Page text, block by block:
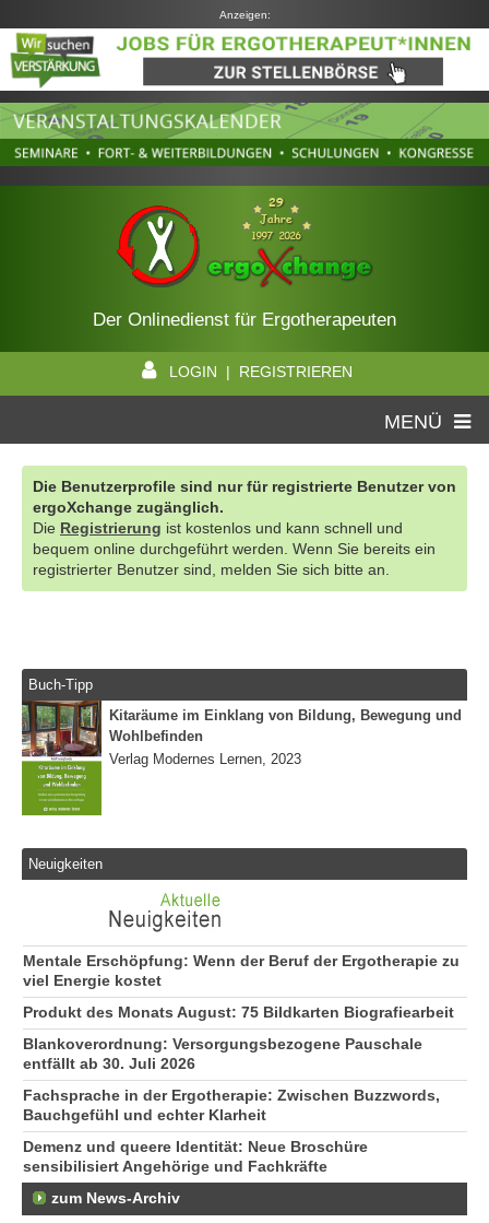
Anzeigen:
Der Onlinedienst für Ergotherapeuten
LOGIN | REGISTRIEREN
MENÜ
Die Benutzerprofile sind nur für registrierte Benutzer von
ergoXchange zugänglich.
Die Registrierung ist kostenlos und kann schnell und
bequem online durchgeführt werden. Wenn Sie bereits ein
registrierter Benutzer sind, melden Sie sich bitte an.
Buch-Tipp
Kitaräume im Einklang von Bildung, Bewegung und
Wohlbefinden
Verlag Modernes Lernen, 2023
Neuigkeiten
Mentale Erschöpfung: Wenn der Beruf der Ergotherapie zu
viel Energie kostet
Produkt des Monats August: 75 Bildkarten Biografiearbeit
Blankoverordnung: Versorgungsbezogene Pauschale
entfällt ab 30. Juli 2026
Fachsprache in der Ergotherapie: Zwischen Buzzwords,
Bauchgefühl und echter Klarheit
Demenz und queere Identität: Neue Broschüre
sensibilisiert Angehörige und Fachkräfte
zum News-Archiv